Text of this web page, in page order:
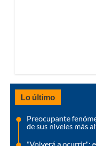
Lo último
Preocupante
de sus niveles más
"Volverá a ocurrir":